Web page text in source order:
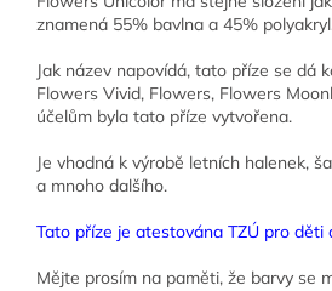
znamená 55% bavlna a 45%
Jak název napovídá, tato příze se dá
Flowers Vivid, Flowers, Flowers
účelům byla tato příze vytvořena.
Je vhodná k výrobě letních halenek,
a mnoho dalšího.
Tato příze je atestována TZÚ pro děti
Mějte prosím na paměti, že barvy se